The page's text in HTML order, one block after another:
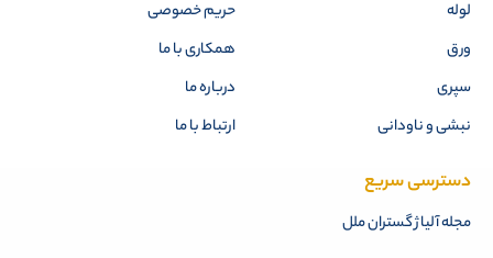
لوله
ورق
سپری
نبشی و ناودانی
حریم خصوصی
همکاری با ما
درباره ما
ارتباط با ما
دسترسی سریع
مجله آلیاژ گستران ملل